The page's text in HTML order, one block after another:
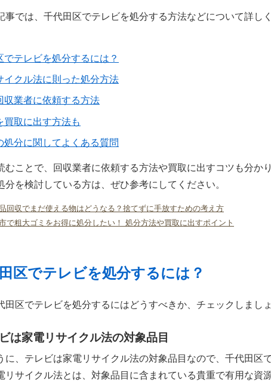
事では、千代田区でテレビを処分する方法などについて詳し
でテレビを処分するには？
イクル法に則った処分方法
収業者に依頼する方法
買取に出す方法も
処分に関してよくある質問
むことで、回収業者に依頼する方法や買取に出すコツも分か
分を検討している方は、ぜひ参考にしてください。
回収でまだ使える物はどうなる？捨てずに手放すための考え方
で粗大ゴミをお得に処分したい！ 処分方法や買取に出すポイント
区でテレビを処分するには？
田区でテレビを処分するにはどうすべきか、チェックしましょ
は家電リサイクル法の対象品目
に、テレビは家電リサイクル法の対象品目なので、千代田区
リサイクル法とは、対象品目に含まれている貴重で有用な資